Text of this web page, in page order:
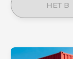
НЕТ В